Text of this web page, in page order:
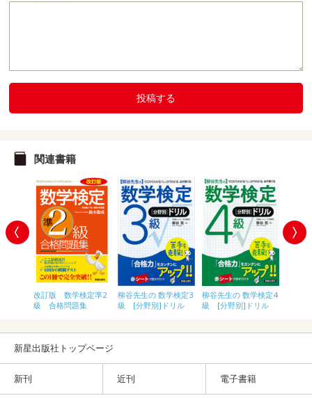
投稿する
関連書籍
改訂版 数学検定準2
級 合格問題集
柳谷先生の 数学検定3
級 [分野別]ドリル
柳谷先生の 数学検定4
級 [分野別]ドリル
新星出版社トップページ
新刊 近刊 電子書籍